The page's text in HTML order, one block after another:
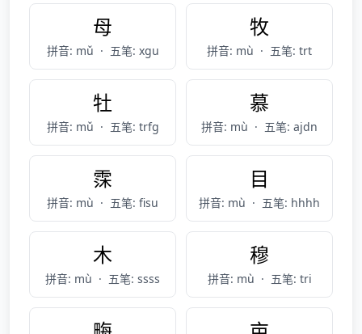
母
拼音: mǔ · 五笔: xgu
牧
拼音: mù · 五笔: trt
牡
拼音: mǔ · 五笔: trfg
慕
拼音: mù · 五笔: ajdn
霂
拼音: mù · 五笔: fisu
目
拼音: mù · 五笔: hhhh
木
拼音: mù · 五笔: ssss
穆
拼音: mù · 五笔: tri